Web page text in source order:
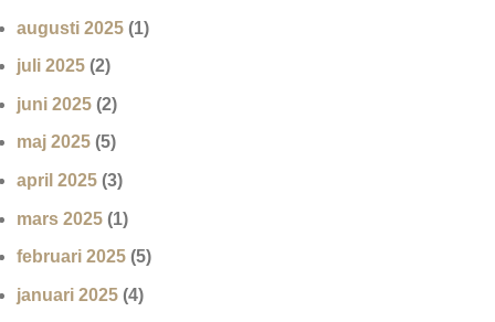
augusti 2025 (1)
juli 2025 (2)
juni 2025 (2)
maj 2025 (5)
april 2025 (3)
mars 2025 (1)
februari 2025 (5)
januari 2025 (4)